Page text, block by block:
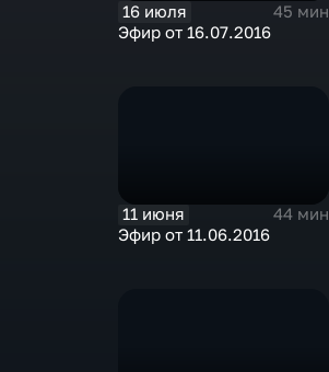
16 июля
45 мин
Эфир от 16.07.2016
11 июня
44 мин
Эфир от 11.06.2016